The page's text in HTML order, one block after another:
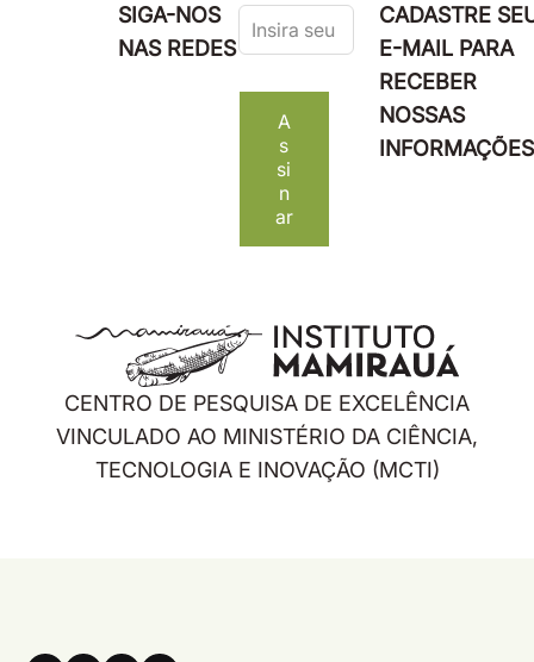
SIGA-NOS
NAS REDES
Leave
this
blank
A
s
si
n
ar
CADASTRE
E-MAIL PARA
RECEBER
NOSSAS
INFORMAÇÕES
CENTRO DE PESQUISA DE EXCELÊNCIA
VINCULADO AO MINISTÉRIO DA CIÊNCIA,
TECNOLOGIA E INOVAÇÃO (MCTI)